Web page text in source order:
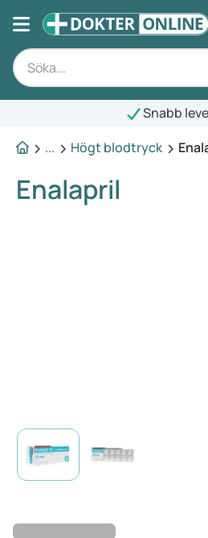
Snabb
...
Högt blodtryck
Enalapril